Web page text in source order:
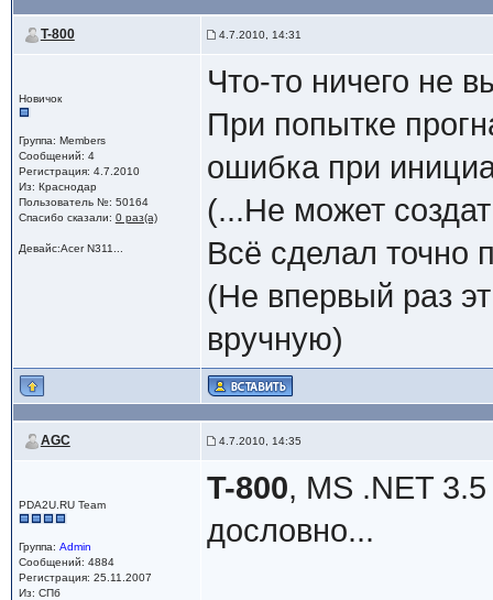
T-800 4.7.2010, 14:31
Новичок
Группа: Members
Сообщений: 4
Регистрация: 4.7.2010
Из: Краснодар
Пользователь №: 50164
Спасибо сказали: 0 раз(а)
Девайс:Acer N311...
Что-то ничего не
При попытке
ошибка при
(...Не может
Всё сделал точно
(Не впервый раз
вручную)
AGC 4.7.2010, 14:35
PDA2U.RU Team
Группа: Admin
Сообщений: 4884
Регистрация: 25.11.2007
Из: СПб
T-800, MS .NET
дословно...